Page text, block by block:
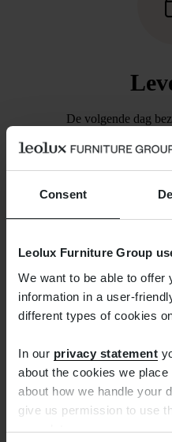
Consent
Leolux Furniture Group
We want to be able to offer
information in a user-
different types of cookies
In our privacy statement
about the cookies we
about how we handle your
give us permission to use
your data.
De volgende dag
niet beloven. We
binnen een week is
de
Gratis
Teveel besteld? Het
Geen probleem.
onze service